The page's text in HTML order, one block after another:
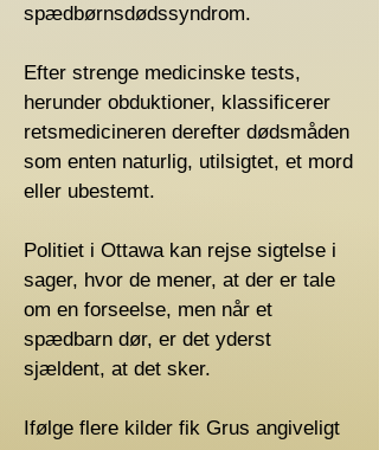
spædbørnsdødssyndrom.
Efter strenge medicinske tests,
herunder obduktioner, klassificerer
retsmedicineren derefter dødsmåden
som enten naturlig, utilsigtet, et mord
eller ubestemt.
Politiet i Ottawa kan rejse sigtelse i
sager, hvor de mener, at der er tale
om en forseelse, men når et
spædbarn dør, er det yderst
sjældent, at det sker.
Ifølge flere kilder fik Grus angiveligt